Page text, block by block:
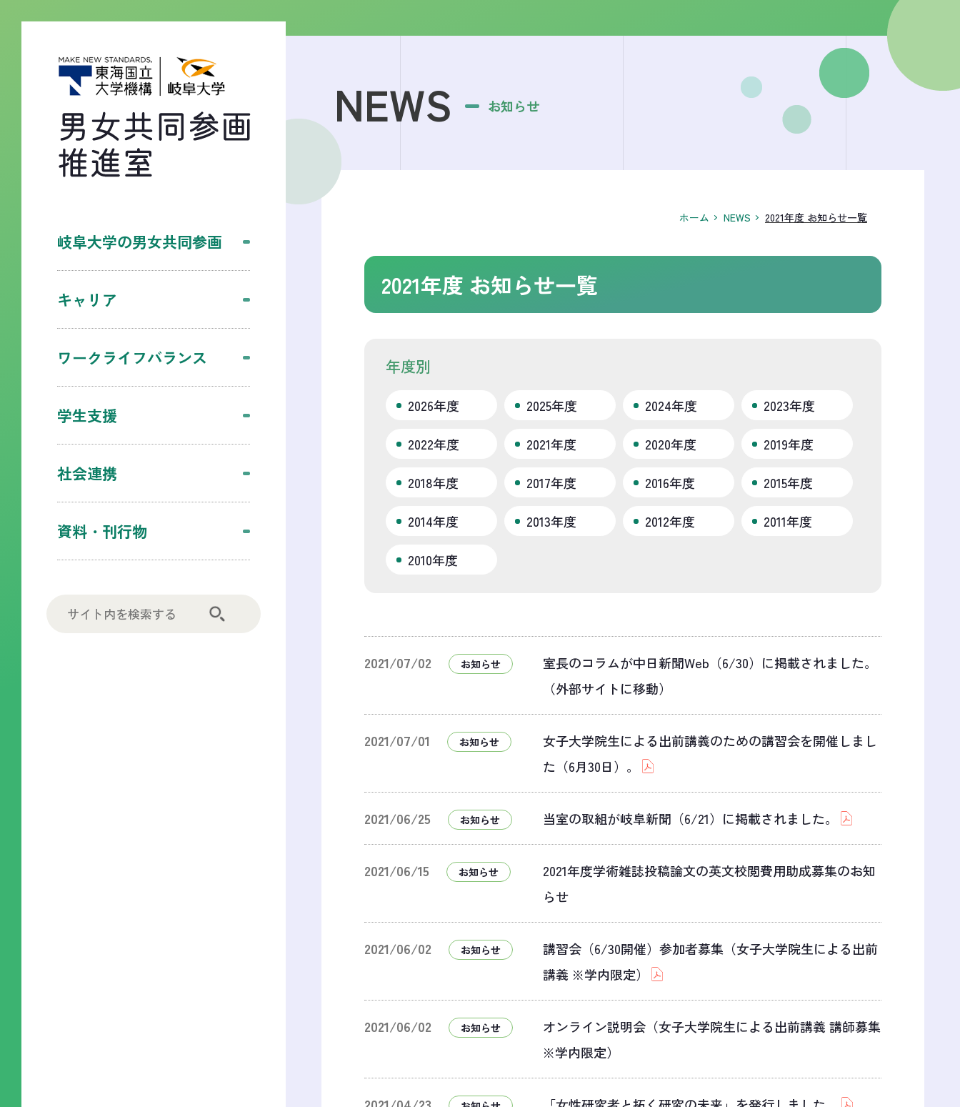
岐阜大学の男女共同参画
キャリア
ワークライフバランス
学生支援
社会連携
資料・刊行物
NEWS お知らせ
ホーム NEWS 2021年度 お知らせ一覧
2021年度 お知らせ一覧
年度別
2026年度 2025年度 2024年度 2023年度
2022年度 2021年度 2020年度 2019年度
2018年度 2017年度 2016年度 2015年度
2014年度 2013年度 2012年度 2011年度
2010年度
2021/07/02 お知らせ
室長のコラムが中日新聞Web（6/30）に掲載されました。
（外部サイトに移動）
2021/07/01 お知らせ
女子大学院生による出前講義のための講習会を開催しまし
た（6月30日）。
2021/06/25 お知らせ 当室の取組が岐阜新聞（6/21）に掲載されました。
2021/06/15 お知らせ
2021年度学術雑誌投稿論文の英文校閲費用助成募集のお知
らせ
2021/06/02 お知らせ
講習会（6/30開催）参加者募集（女子大学院生による出前
講義 ※学内限定）
2021/06/02 お知らせ
オンライン説明会（女子大学院生による出前講義 講師募集
※学内限定）